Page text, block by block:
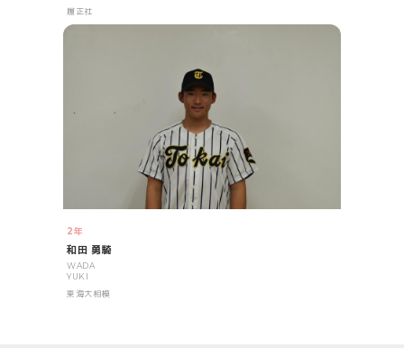
履正社
2年
和田 勇騎
WADA
YUKI
東海大相模